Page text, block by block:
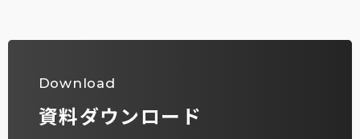
Download
資料ダウンロード